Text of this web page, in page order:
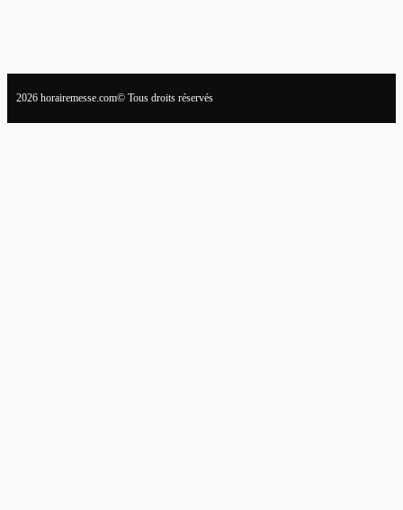
2026 horairemesse.com© Tous droits réservés